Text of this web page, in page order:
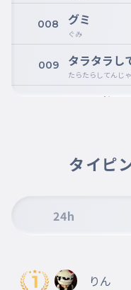
008 グミ
ぐみ
009 タラタラし
たらたらしてんじ
うまい棒
ましゅまろ
おっとっと
014 キャベツ太郎
きゃべつたろう
タイピ
24h
りん